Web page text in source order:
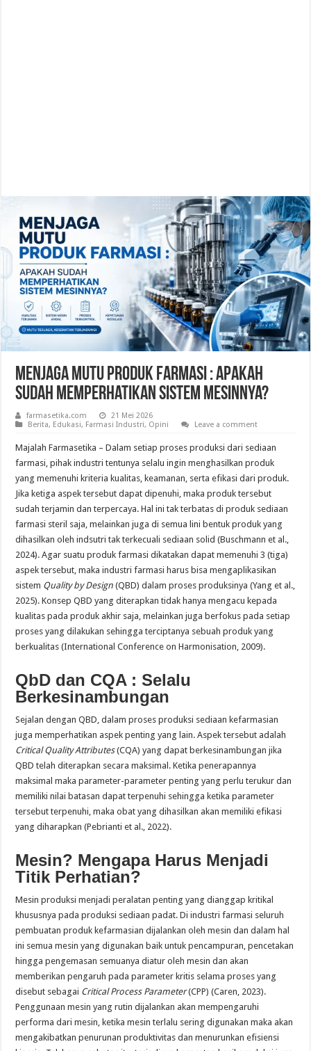
Menjaga Mutu Produk Farmasi : Apakah
Sudah Memperhatikan Sistem Mesinnya?
farmasetika.com
21 Mei 2026
Berita, Edukasi, Farmasi Industri, Opini Leave a comment
Majalah Farmasetika – Dalam setiap proses produksi dari sediaan
farmasi, pihak industri tentunya selalu ingin menghasilkan produk
yang memenuhi kriteria kualitas, keamanan, serta efikasi dari produk.
Jika ketiga aspek tersebut dapat dipenuhi, maka produk tersebut
sudah terjamin dan terpercaya. Hal ini tak terbatas di produk sediaan
farmasi steril saja, melainkan juga di semua lini bentuk produk yang
dihasilkan oleh indsutri tak terkecuali sediaan solid (Buschmann et al.,
2024). Agar suatu produk farmasi dikatakan dapat memenuhi 3 (tiga)
aspek tersebut, maka industri farmasi harus bisa mengaplikasikan
sistem Quality by Design(QBD) dalam proses produksinya (Yang et al.,
2025). Konsep QBD yang diterapkan tidak hanya mengacu kepada
kualitas pada produk akhir saja, melainkan juga berfokus pada setiap
proses yang dilakukan sehingga terciptanya sebuah produk yang
berkualitas (International Conference on Harmonisation, 2009).
QbD dan CQA : Selalu
Berkesinambungan
Sejalan dengan QBD, dalam proses produksi sediaan kefarmasian
juga memperhatikan aspek penting yang lain. Aspek tersebut adalah
Critical Quality Attributes(CQA) yang dapat berkesinambungan jika
QBD telah diterapkan secara maksimal. Ketika penerapannya
maksimal maka parameter-parameter penting yang perlu terukur dan
memiliki nilai batasan dapat terpenuhi sehingga ketika parameter
tersebut terpenuhi, maka obat yang dihasilkan akan memiliki efikasi
yang diharapkan (Pebrianti et al., 2022).
Mesin? Mengapa Harus Menjadi
Titik Perhatian?
Mesin produksi menjadi peralatan penting yang dianggap kritikal
khususnya pada produksi sediaan padat. Di industri farmasi seluruh
pembuatan produk kefarmasian dijalankan oleh mesin dan dalam hal
ini semua mesin yang digunakan baik untuk pencampuran, pencetakan
hingga pengemasan semuanya diatur oleh mesin dan akan
memberikan pengaruh pada parameter kritis selama proses yang
disebut sebagai Critical Process Parameter(CPP) (Caren, 2023).
Penggunaan mesin yang rutin dijalankan akan mempengaruhi
performa dari mesin, ketika mesin terlalu sering digunakan maka akan
mengakibatkan penurunan produktivitas dan menurunkan efisiensi